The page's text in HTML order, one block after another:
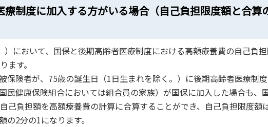
制度に加入する方がいる場合（自己負担限度額と合算
）において、国保と後期高齢者医療制度における高額療養費の自己負
ます。
保険者が、75歳の誕生日（1日生まれを除く。）に後期高齢者医療制
民健康保険組合においては組合員の家族）が国保に加入した場合も、
己負担額を高額療養費の計算に合算することができ、自己負担限度額
2分の1になります。